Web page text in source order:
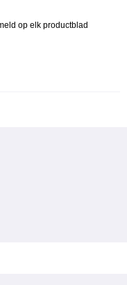
op elk productblad